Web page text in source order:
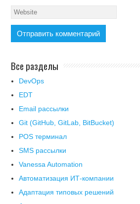
Все разделы
DevOps
EDT
Email рассылки
Git (GitHub, GitLab, BitBucket)
POS терминал
SMS рассылки
Vanessa Automation
Автоматизация ИТ-компании
Адаптация типовых решений